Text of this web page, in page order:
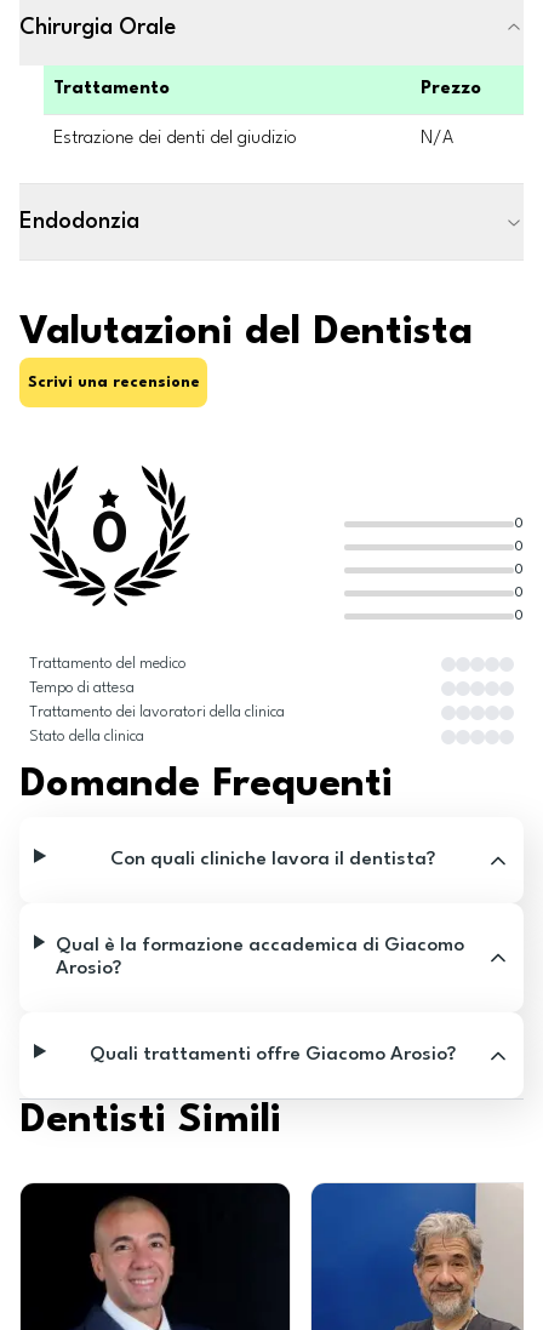
Chirurgia Orale
Trattamento Prezzo
Estrazione dei denti del giudizio N/A
Endodonzia
Valutazioni del Dentista
Scrivi una recensione
0
0
0
0
0
0
Trattamento del medico
Tempo di attesa
Trattamento dei lavoratori della clinica
Stato della clinica
Domande Frequenti
Con quali cliniche lavora il dentista?
Qual è la formazione accademica di Giacomo
Arosio?
Quali trattamenti offre Giacomo Arosio?
Dentisti Simili